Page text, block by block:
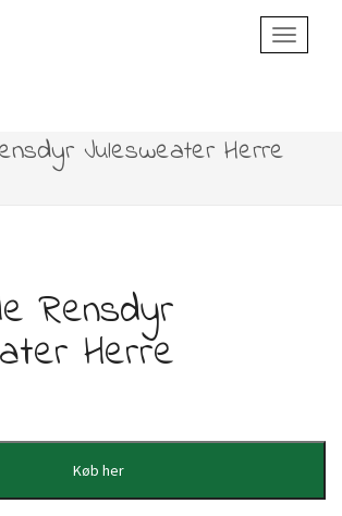
Toggle
Julesweater Herre
Rensdyr
Herre
Køb her